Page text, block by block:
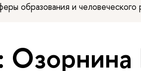
образования и человеческого